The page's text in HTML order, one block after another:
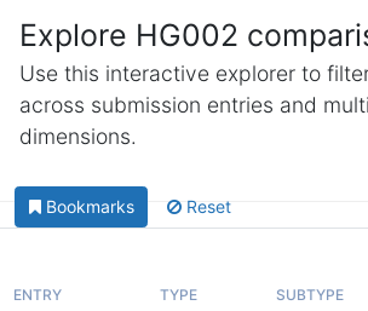
Explore HG002
Use this interactive explorer to
across submission entries and
dimensions.
Bookmarks Reset
ENTRY TYPE SUBTYPE